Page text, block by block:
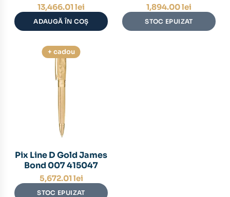
13,466.01 lei
ADAUGĂ ÎN COȘ
1,894.00lei
STOC EPUIZAT
+ cadou
Pix Line D Gold James
Bond 007 415047
5,672.01 lei
STOC EPUIZAT